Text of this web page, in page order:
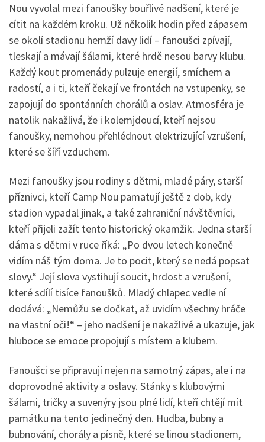
Nou vyvolal mezi fanoušky bouřlivé nadšení, které je
cítit na každém kroku. Už několik hodin před zápasem
se okolí stadionu hemží davy lidí – fanoušci zpívají,
tleskají a mávají šálami, které hrdě nesou barvy klubu.
Každý kout promenády pulzuje energií, smíchem a
radostí, a i ti, kteří čekají ve frontách na vstupenky, se
zapojují do spontánních chorálů a oslav. Atmosféra je
natolik nakažlivá, že i kolemjdoucí, kteří nejsou
fanoušky, nemohou přehlédnout elektrizující vzrušení,
které se šíří vzduchem.
Mezi fanoušky jsou rodiny s dětmi, mladé páry, starší
příznivci, kteří Camp Nou pamatují ještě z dob, kdy
stadion vypadal jinak, a také zahraniční návštěvníci,
kteří přijeli zažít tento historický okamžik. Jedna starší
dáma s dětmi v ruce říká: „Po dvou letech konečně
vidím náš tým doma. Je to pocit, který se nedá popsat
slovy.“ Její slova vystihují soucit, hrdost a vzrušení,
které sdílí tisíce fanoušků. Mladý chlapec vedle ní
dodává: „Nemůžu se dočkat, až uvidím všechny hráče
na vlastní oči!“ – jeho nadšení je nakažlivé a ukazuje, jak
hluboce se emoce propojují s místem a klubem.
Fanoušci se připravují nejen na samotný zápas, ale i na
doprovodné aktivity a oslavy. Stánky s klubovými
šálami, tričky a suvenýry jsou plné lidí, kteří chtějí mít
památku na tento jedinečný den. Hudba, bubny a
bubnování, chorály a písně, které se linou stadionem,